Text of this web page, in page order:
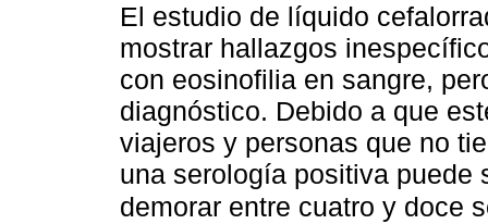
El estudio de líquido
mostrar hallazgos
con eosinofilia en sangre,
diagnóstico. Debido a que
viajeros y personas que no
una serología positiva puede
demorar entre cuatro y doce